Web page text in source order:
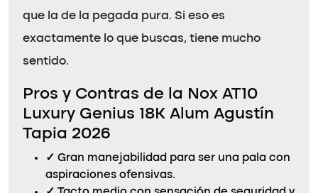
que la de la pegada pura. Si eso es
exactamente lo que buscas, tiene mucho
sentido.
Pros y Contras de la Nox AT10
Luxury Genius 18K Alum Agustín
Tapia 2026
✓ Gran manejabilidad para ser una pala con
aspiraciones ofensivas.